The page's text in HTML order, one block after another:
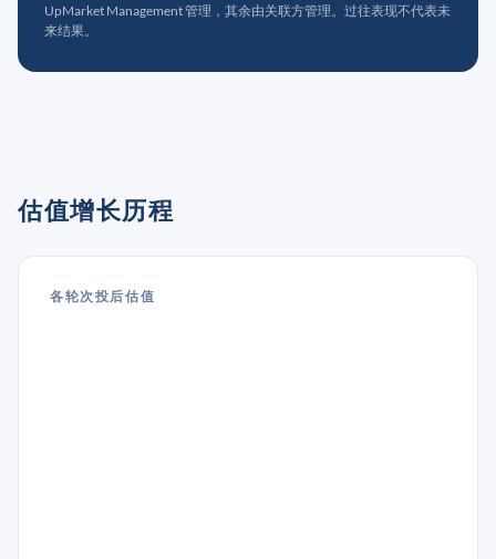
UpMarket Management 管理，其余由关联方管理。过往表现不代表未
来结果。
估值增长历程
各轮次投后估值